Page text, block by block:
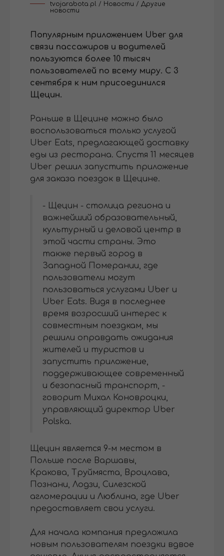
tvojarabota.pl / Новости / Другие
новости
Популярным приложением Uber для
связи пассажиров и водителей
пользуются более 10 тысяч
пользователей по всему миру. С 3
сентября к ним присоединился
Щецин.
Раньше в Щецине можно было
воспользоваться только услугой
Uber Eats, предлагающей доставку
еды из ресторана. Спустя 11 месяцев
Uber решил запустить приложение
для заказа поездок в Щецине.
- Щецин - столица региона и
важнейший образовательный,
культурный и деловой центр в
этой части страны. Это
также первый город в
Западной Померании, где
пользователи могут
пользоваться услугами Uber и
Uber Eats. Видя в последнее
время возросший интерес к
совместным поездкам, мы
решили оправдать ожидания
жителей и туристов и
запустить приложение,
поддерживающее современный
и безопасный транспорт, -
говорит Михал Коновроцки,
управляющий директор Uber
Polska.
Щецин является 9-м местом в
Польше после Варшавы,
Кракова, Труймяста, Вроцлава,
Познани, Лодзи, Силезской
агломерации и Люблина, где Uber
предоставляет свои услуги.
Для начала компания предложила
новым пользователям поездки вдвое